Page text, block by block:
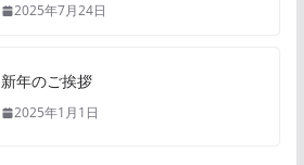
2025年7月24日
新年のご挨拶
2025年1月1日